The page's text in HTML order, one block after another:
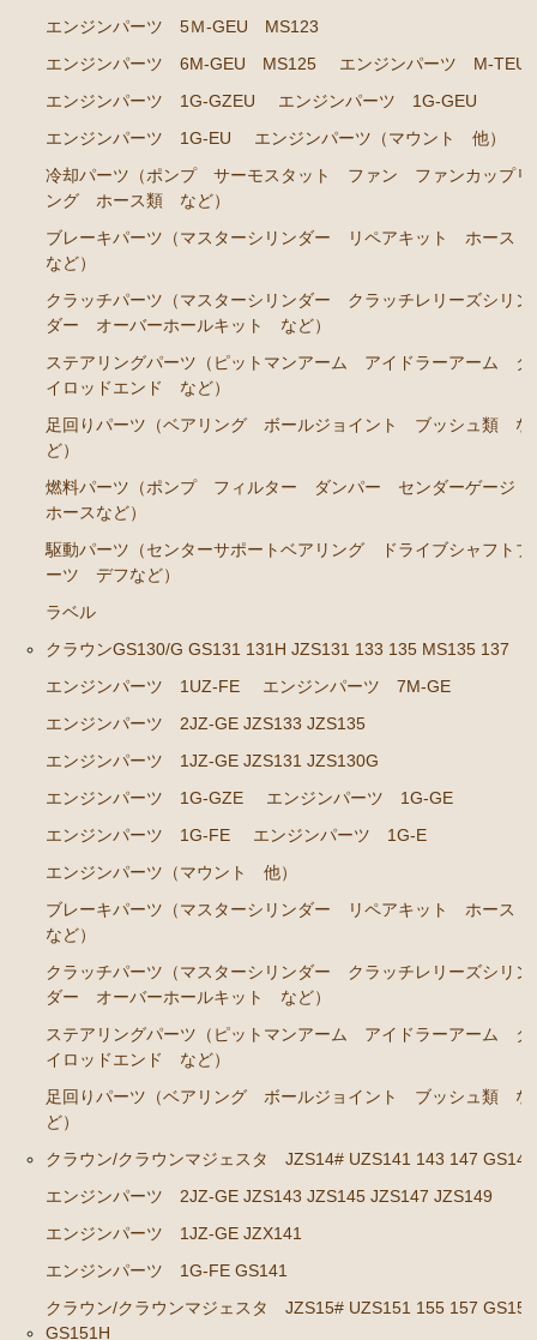
エンジンパーツ 6M-GEU MS125
エンジンパーツ M-TEU
エンジンパーツ 1G-GZEU
エンジンパーツ 1G-GEU
エンジンパーツ 1G-EU
エンジンパーツ（マウント 他）
冷却パーツ（ポンプ サーモスタット ファン ファ
ンカップリング ホース類 など）
ブレーキパーツ（マスターシリンダー リペアキッ
クラッチパーツ（マスターシリンダー クラッチレリ
ステアリングパーツ（ピットマンアーム アイドラー
アーム タイロッドエンド など）
足回りパーツ（ベアリング ボールジョイント ブッ
ーゲージ ホースなど）
シャフトブーツ デフなど）
ラベル
137
エンジンパーツ 1UZ-FE
エンジンパーツ 7M-GE
エンジンパーツ 2JZ-GE JZS133 JZS135
エンジンパーツ 1JZ-GE JZS131 JZS130G
エンジンパーツ 1G-GZE
エンジンパーツ 1G-GE
エンジンパーツ 1G-FE
エンジンパーツ 1G-E
ブレーキパーツ（マスターシリンダー リペアキッ
エンジンパーツ 5Ｍ-GEU MS123
エンジンパーツ 6M-GEU MS125
エンジンパーツ M-TEU
エンジンパーツ 1G-GZEU
エンジンパーツ 1G-GEU
エンジンパーツ 1G-EU
エンジンパーツ（マウント 他）
冷却パーツ（ポンプ サーモスタット ファン ファンカップリ
ング ホース類 など）
ブレーキパーツ（マスターシリンダー リペアキット ホース
など）
クラッチパーツ（マスターシリンダー クラッチレリーズシリン
ダー オーバーホールキット など）
ステアリングパーツ（ピットマンアーム アイドラーアーム タ
イロッドエンド など）
足回りパーツ（ベアリング ボールジョイント ブッシュ類 な
ど）
燃料パーツ（ポンプ フィルター ダンパー センダーゲージ
ホースなど）
駆動パーツ（センターサポートベアリング ドライブシャフトブ
ーツ デフなど）
ラベル
クラウンGS130/G GS131 131H JZS131 133 135 MS135 137
エンジンパーツ 1UZ-FE
エンジンパーツ 7M-GE
エンジンパーツ 2JZ-GE JZS133 JZS135
エンジンパーツ 1JZ-GE JZS131 JZS130G
エンジンパーツ 1G-GZE
エンジンパーツ 1G-GE
エンジンパーツ 1G-FE
エンジンパーツ 1G-E
エンジンパーツ（マウント 他）
ブレーキパーツ（マスターシリンダー リペアキット ホース
など）
クラッチパーツ（マスターシリンダー クラッチレリーズシリン
ダー オーバーホールキット など）
ステアリングパーツ（ピットマンアーム アイドラーアーム タ
イロッドエンド など）
足回りパーツ（ベアリング ボールジョイント ブッシュ類 な
ど）
クラウン/クラウンマジェスタ JZS14# UZS141 143 147 GS141
エンジンパーツ 2JZ-GE JZS143 JZS145 JZS147 JZS149
エンジンパーツ 1JZ-GE JZX141
エンジンパーツ 1G-FE GS141
クラウン/クラウンマジェスタ JZS15# UZS151 155 157 GS151
GS151H